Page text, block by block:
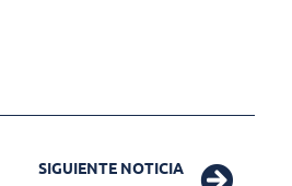
SIGUIENTE NOTICIA